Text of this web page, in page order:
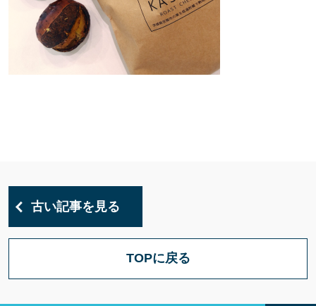
古い記事を見る
TOPに戻る